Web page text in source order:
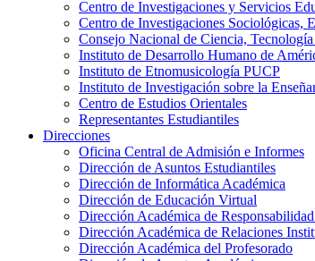
Centro de Investigaciones y Servicios
Centro de Investigaciones Sociológicas,
Consejo Nacional de Ciencia,
Instituto de Desarrollo Humano de
Instituto de Etnomusicología PUCP
Instituto de Investigación sobre la
Centro de Estudios Orientales
Representantes Estudiantiles
Direcciones
Oficina Central de Admisión e Informes
Dirección de Asuntos Estudiantiles
Dirección de Informática Académica
Dirección de Educación Virtual
Dirección Académica de
Dirección Académica de Relaciones
Dirección Académica del Profesorado